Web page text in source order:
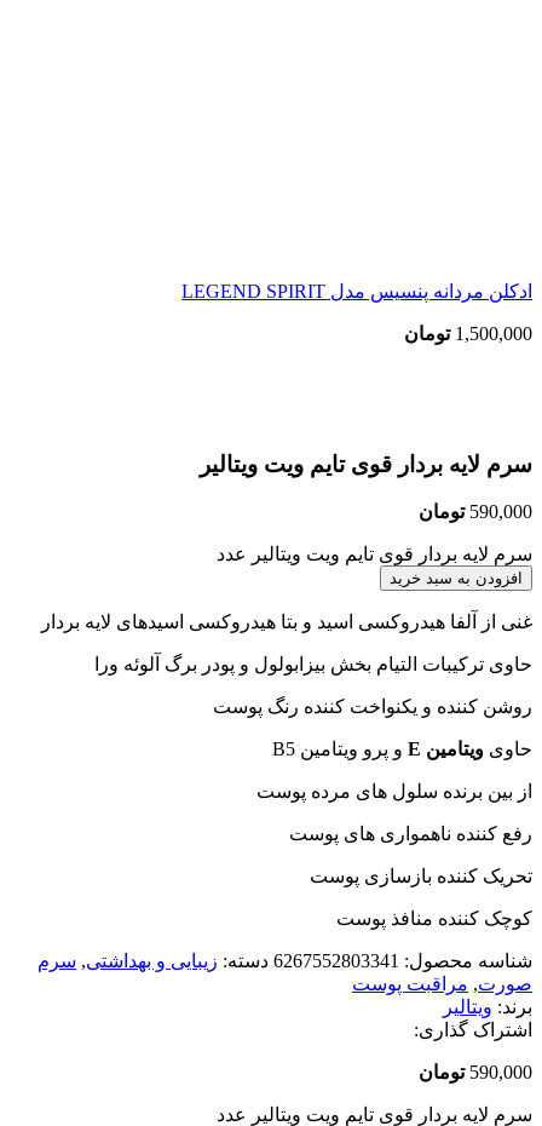
ادکلن مردانه پنسیس مدل LEGEND SPIRIT
1,500,000 تومان
سرم لایه بردار قوی تایم ویت ویتالیر
590,000 تومان
سرم لایه بردار قوی تایم ویت ویتالیر عدد
افزودن به سبد خرید
غنی از آلفا هیدروکسی اسید و بتا هیدروکسی اسیدهای لایه بردار
حاوی ترکیبات التیام بخش بیزابولول و پودر برگ آلوئه ورا
روشن کننده و یکنواخت کننده رنگ پوست
حاوی ویتامین E و پرو ویتامین B5
از بین برنده سلول های مرده پوست
رفع کننده ناهمواری های پوست
تحریک کننده بازسازی پوست
کوچک کننده منافذ پوست
شناسه محصول: 6267552803341 دسته: زیبایی و بهداشتی, سرم
صورت, مراقبت پوست
برند: ویتالیر
اشتراک گذاری:
590,000 تومان
سرم لایه بردار قوی تایم ویت ویتالیر عدد